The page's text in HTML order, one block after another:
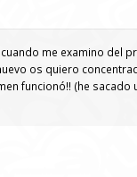
me examino del
os quiero
funcionó!! (he